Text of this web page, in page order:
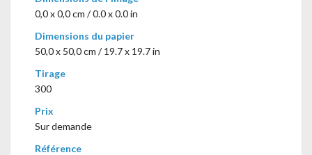
0,0 x 0,0 cm / 0.0 x 0.0 in
Dimensions du papier
50,0 x 50,0 cm / 19.7 x 19.7 in
Tirage
300
Prix
Sur demande
Référence